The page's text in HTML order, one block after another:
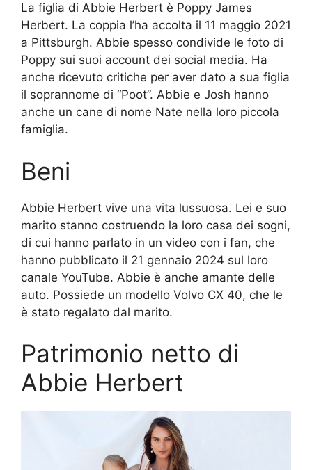
La figlia di Abbie Herbert è Poppy James
Herbert. La coppia l’ha accolta il 11 maggio 2021
a Pittsburgh. Abbie spesso condivide le foto di
Poppy sui suoi account dei social media. Ha
anche ricevuto critiche per aver dato a sua figlia
il soprannome di “Poot”. Abbie e Josh hanno
anche un cane di nome Nate nella loro piccola
famiglia.
Beni
Abbie Herbert vive una vita lussuosa. Lei e suo
marito stanno costruendo la loro casa dei sogni,
di cui hanno parlato in un video con i fan, che
hanno pubblicato il 21 gennaio 2024 sul loro
canale YouTube. Abbie è anche amante delle
auto. Possiede un modello Volvo CX 40, che le
è stato regalato dal marito.
Patrimonio netto di
Abbie Herbert